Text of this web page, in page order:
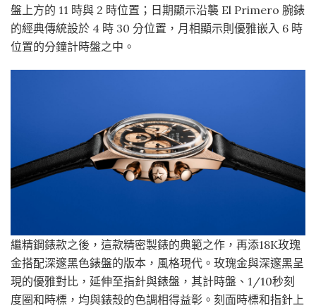
盤上方的 11 時與 2 時位置；日期顯示沿襲 El Primero 腕錶
的經典傳統設於 4 時 30 分位置，月相顯示則優雅嵌入 6 時
位置的分鐘計時盤之中。
繼精鋼錶款之後，這款精密製錶的典範之作，再添18K玫瑰
金搭配深邃黑色錶盤的版本，風格現代。玫瑰金與深邃黑呈
現的優雅對比，延伸至指針與錶盤，其計時盤、1/10秒刻
度圈和時標，均與錶殼的色調相得益彰。刻面時標和指針上